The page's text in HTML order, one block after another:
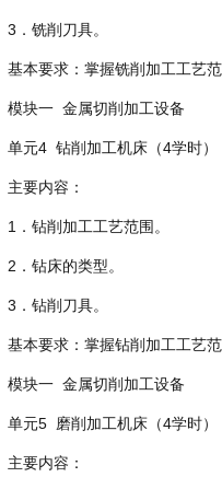
3．铣削刀具。
基本要求：掌握铣削加工工艺
模块一 金属切削加工设备
单元4 钻削加工机床（4学时）
主要内容：
1．钻削加工工艺范围。
2．钻床的类型。
3．钻削刀具。
基本要求：掌握钻削加工工艺
模块一 金属切削加工设备
单元5 磨削加工机床（4学时）
主要内容：